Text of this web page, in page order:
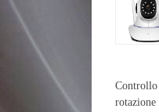
Controllo
rotazione